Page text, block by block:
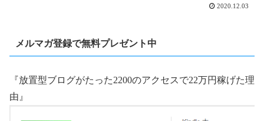
2020.12.03
メルマガ登録で無料プレゼント中
『放置型ブログがたった2200のアクセスで22万円稼げた理
由』